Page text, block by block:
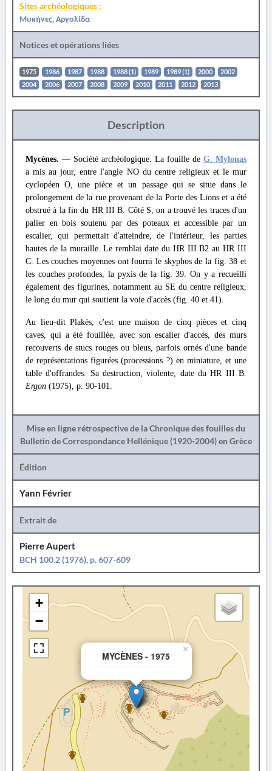
Sites archéologiques :
Μυκήνες, Αργολίδα
Notices et opérations liées
1975 1986 1987 1988 1988 (1) 1989 1989 (1) 2000
2002
2004
2006 2007 2008 2009 2010 2011 2012 2013
Description
Mycènes. — Société archéologique. La fouille de G. Mylonas
a mis au jour, entre l'angle NO du centre religieux et le mur
cyclopéen O, une pièce et un passage qui se situe dans le
prolongement de la rue provenant de la Porte des Lions et a été
obstrué à la fin du HR III B. Côté S, on a trouvé les traces d'un
palier en bois soutenu par des poteaux et accessible par un
escalier, qui permettait d'atteindre, de l'intérieur, les parties
hautes de la muraille. Le remblai date du HR III B2 au HR III
C. Les couches moyennes ont fourni le skyphos de la fig. 38 et
les couches profondes, la pyxis de la fig. 39. On y a recueilli
également des figurines, notamment au SE du centre religieux,
le long du mur qui soutient la voie d'accès (fig. 40 et 41).
Au lieu-dit Plakès, c'est une maison de cinq pièces et cinq
caves, qui a été fouillée, avec son escalier d'accès, des murs
recouverts de stucs rouges ou bleus, parfois ornés d'une bande
de représentations figurées (processions ?) en miniature, et une
table d'offrandes. Sa destruction, violente, date du HR III B.
Ergon (1975), p. 90-101.
Mise en ligne rétrospective de la Chronique des fouilles du
Bulletin de Correspondance Hellénique (1920-2004) en Grèce
Édition
Yann Février
Extrait de
Pierre Aupert
BCH 100.2 (1976), p. 607-609
MYCÈNES - 1975
×
+
−